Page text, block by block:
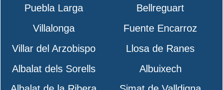
Puebla Larga
Bellreguart
Villalonga
Fuente Encarroz
Villar del Arzobispo
Llosa de Ranes
Albalat dels Sorells
Albuixech